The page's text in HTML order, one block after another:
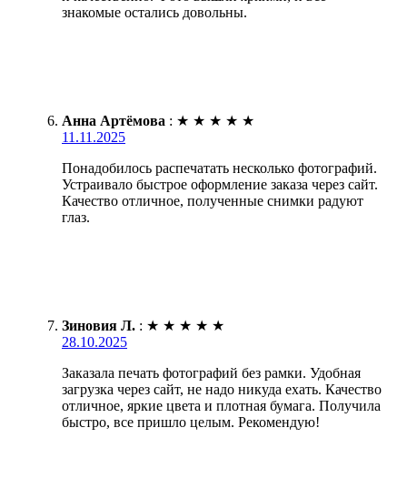
знакомые остались довольны.
Анна Артёмова : ★ ★ ★ ★ ★
11.11.2025
Понадобилось распечатать несколько фотографий.
Устраивало быстрое оформление заказа через сайт.
Качество отличное, полученные снимки радуют
глаз.
Зиновия Л. : ★ ★ ★ ★ ★
28.10.2025
Заказала печать фотографий без рамки. Удобная
загрузка через сайт, не надо никуда ехать. Качество
отличное, яркие цвета и плотная бумага. Получила
быстро, все пришло целым. Рекомендую!